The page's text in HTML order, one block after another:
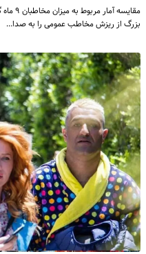
بزرگ از ریزش مخاطب عمومی را به صدا…